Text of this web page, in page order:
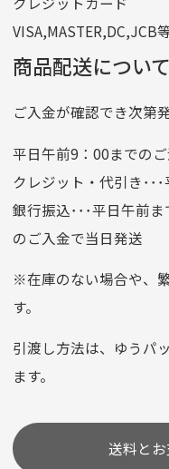
他銀行から
店名
四
店番
478
預金種目
普通
口座番号
口座名義
株式
クレジットカード
選びいただけない場
VISA,MASTER,DC,JCB
商品配送について
ご入金が確認でき次第
平日午前9：00までの
クレジット・代引き･･
銀行振込･･･平日午前
のご入金で当日発送
※在庫のない場合や、
す。
引渡し方法は、ゆうパ
ます。
送料と